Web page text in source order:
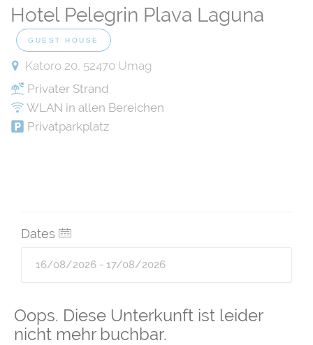
Oops. Diese Unterkunft ist leider
nicht mehr buchbar.
Hotel Pelegrin Plava Laguna
GUEST HOUSE
Katoro 20, 52470 Umag
Privater Strand
WLAN in allen Bereichen
Privatparkplatz
Dates